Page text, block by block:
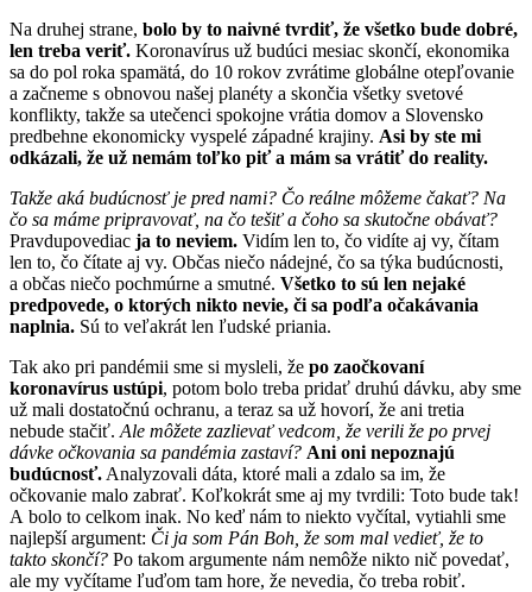
Na druhej strane, bolo by to naivné tvrdiť, že všetko bude dobré,
len treba veriť. Koronavírus už budúci mesiac skončí, ekonomika
sa do pol roka spamätá, do 10 rokov zvrátime globálne otepľovanie
a začneme s obnovou našej planéty a skončia všetky svetové
konflikty, takže sa utečenci spokojne vrátia domov a Slovensko
predbehne ekonomicky vyspelé západné krajiny. Asi by ste mi
odkázali, že už nemám toľko piť a mám sa vrátiť do reality.
Takže aká budúcnosť je pred nami? Čo reálne môžeme čakať? Na
čo sa máme pripravovať, na čo tešiť a čoho sa skutočne obávať?
Pravdupovediac ja to neviem. Vidím len to, čo vidíte aj vy, čítam
len to, čo čítate aj vy. Občas niečo nádejné, čo sa týka budúcnosti,
a občas niečo pochmúrne a smutné. Všetko to sú len nejaké
predpovede, o ktorých nikto nevie, či sa podľa očakávania
naplnia. Sú to veľakrát len ľudské priania.
Tak ako pri pandémii sme si mysleli, že po zaočkovaní
koronavírus ustúpi, potom bolo treba pridať druhú dávku, aby sme
už mali dostatočnú ochranu, a teraz sa už hovorí, že ani tretia
nebude stačiť. Ale môžete zazlievať vedcom, že verili že po prvej
dávke očkovania sa pandémia zastaví? Ani oni nepoznajú
budúcnosť. Analyzovali dáta, ktoré mali a zdalo sa im, že
očkovanie malo zabrať. Koľkokrát sme aj my tvrdili: Toto bude tak!
A bolo to celkom inak. No keď nám to niekto vyčítal, vytiahli sme
najlepší argument: Či ja som Pán Boh, že som mal vedieť, že to
takto skončí? Po takom argumente nám nemôže nikto nič povedať,
ale my vyčítame ľuďom tam hore, že nevedia, čo treba robiť.